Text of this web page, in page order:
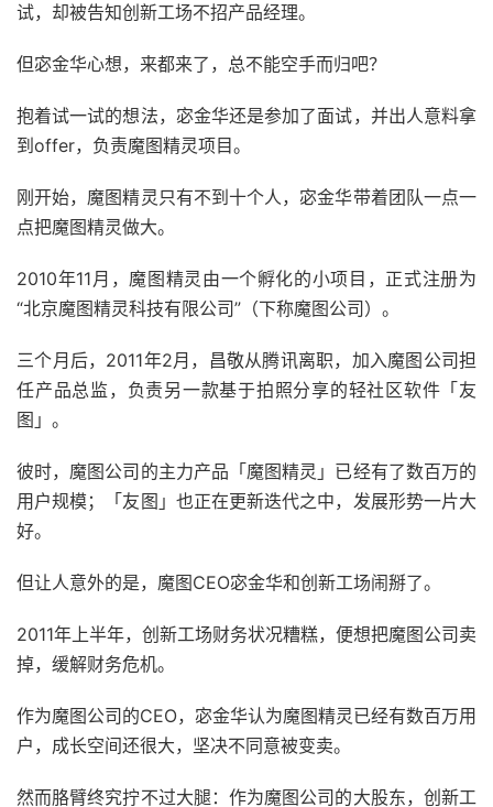
试，却被告知创新工场不招产品经理。
但宓金华心想，来都来了，总不能空手而归吧？
抱着试一试的想法，宓金华还是参加了面试，并出人意料拿
到offer，负责魔图精灵项目。
刚开始，魔图精灵只有不到十个人，宓金华带着团队一点一
点把魔图精灵做大。
2010年11月，魔图精灵由一个孵化的小项目，正式注册为
“北京魔图精灵科技有限公司”（下称魔图公司）。
三个月后，2011年2月，昌敬从腾讯离职，加入魔图公司担
任产品总监，负责另一款基于拍照分享的轻社区软件「友
图」。
彼时，魔图公司的主力产品「魔图精灵」已经有了数百万的
用户规模；「友图」也正在更新迭代之中，发展形势一片大
好。
但让人意外的是，魔图CEO宓金华和创新工场闹掰了。
2011年上半年，创新工场财务状况糟糕，便想把魔图公司卖
掉，缓解财务危机。
作为魔图公司的CEO，宓金华认为魔图精灵已经有数百万用
户，成长空间还很大，坚决不同意被变卖。
然而胳臂终究拧不过大腿：作为魔图公司的大股东，创新工